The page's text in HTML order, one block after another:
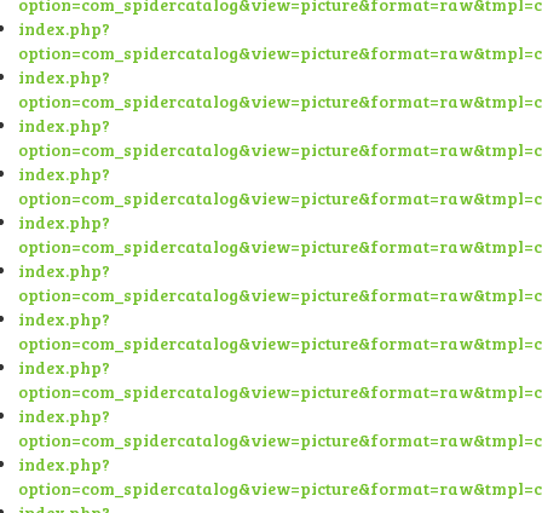
index.php?
index.php?
index.php?
index.php?
index.php?
index.php?
index.php?
index.php?
index.php?
index.php?